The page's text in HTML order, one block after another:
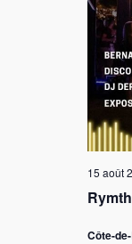
15 août
Côte-